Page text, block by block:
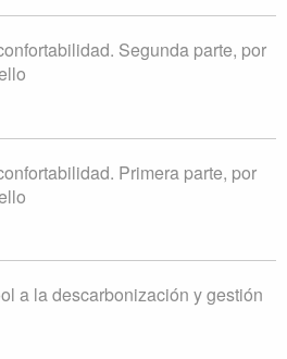
Segunda parte, por
Primera parte, por
a la descarbonización y gestión